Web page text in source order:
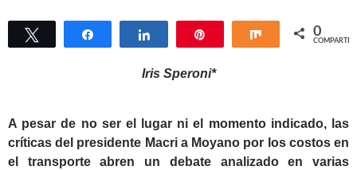
Twittear Compartir Compartir Compartir
0
COMPARTIR
Iris Speroni*
A pesar de no ser el lugar ni el momento indicado, las
críticas del presidente Macri a Moyano por los costos en
el transporte abren un debate analizado en varias